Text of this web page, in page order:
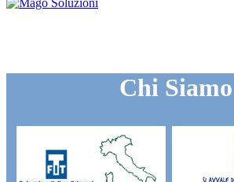
Chi Siamo